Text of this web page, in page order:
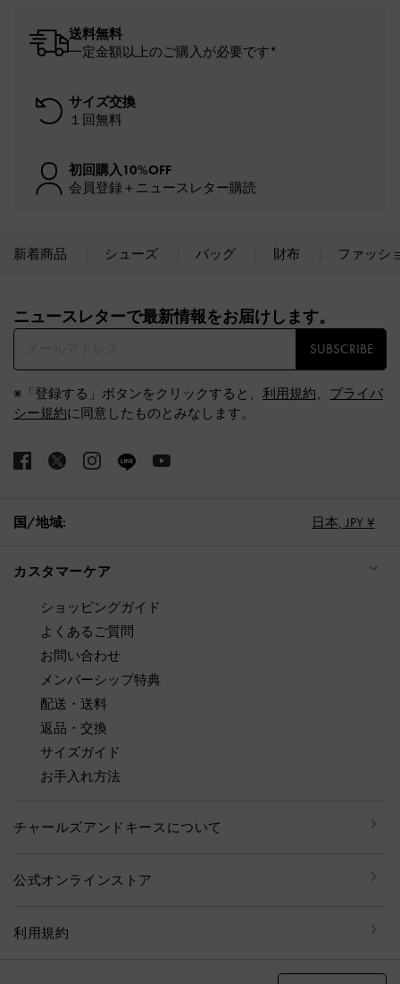
送料無料
一定金額以上のご購入が必要です*
サイズ交換
１回無料
初回購入10%OFF
会員登録＋ニュースレター購読
新着商品 シューズ バッグ 財布 ファッシ
ニュースレターで最新情報をお届けします。​
SUBSCRIBE
※「登録する」ボタンをクリックすると、 利用規約、 プライバ
シー規約に同意したものとみなします。
国/地域: 日本, JPY ¥
カスタマーケア
ショッピングガイド
よくあるご質問
お問い合わせ
メンバーシップ特典
配送・送料
返品・交換
サイズガイド
お手入れ方法
チャールズアンドキースについて
公式オンラインストア
利用規約